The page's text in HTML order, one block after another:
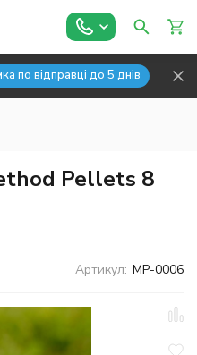
по відправці до 5 днів
Pellets 8
Артикул: MP-0006